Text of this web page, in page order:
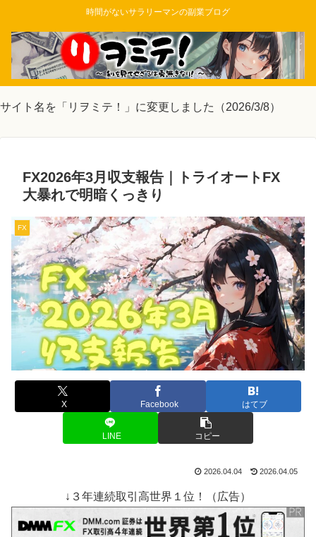
時間がないサラリーマンの副業ブログ
サイト名を「リヲミテ！」に変更しました（2026/3/8）
FX2026年3月収支報告｜トライオートFX
大暴れで明暗くっきり
FX
X Facebook はてブ
LINE コピー
2026.04.04 2026.04.05
↓３年連続取引高世界１位！（広告）